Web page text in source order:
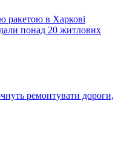
ракетою в Харкові
понад 20 житлових
ремонтувати дороги,